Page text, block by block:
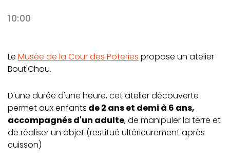
10:00
Le Musée de la Cour des Poteries propose un atelier
Bout'Chou.
D'une durée d'une heure, cet atelier découverte
permet aux enfants de 2 ans et demi à 6 ans,
accompagnés d'un adulte, de manipuler la terre et
de réaliser un objet (restitué ultérieurement après
cuisson)